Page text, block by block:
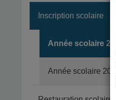
Inscription scolaire
Année scolaire
Année scolaire